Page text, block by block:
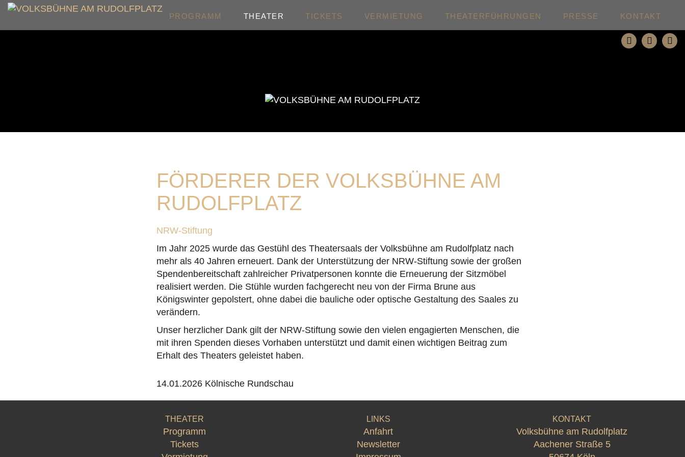
PROGRAMM THEATER TICKETS VERMIETUNG THEATERFÜHRUNGEN PRESSE KONTAKT
FÖRDERER DER VOLKSBÜHNE AM
RUDOLFPLATZ
NRW-Stiftung
Im Jahr 2025 wurde das Gestühl des Theatersaals der Volksbühne am Rudolfplatz nach
mehr als 40 Jahren erneuert. Dank der Unterstützung der NRW-Stiftung sowie der großen
Spendenbereitschaft zahlreicher Privatpersonen konnte die Erneuerung der Sitzmöbel
realisiert werden. Die Stühle wurden fachgerecht neu von der Firma Brune aus
Königswinter gepolstert, ohne dabei die bauliche oder optische Gestaltung des Saales zu
verändern.
Unser herzlicher Dank gilt der NRW-Stiftung sowie den vielen engagierten Menschen, die
mit ihren Spenden dieses Vorhaben unterstützt und damit einen wichtigen Beitrag zum
Erhalt des Theaters geleistet haben.
14.01.2026 Kölnische Rundschau
THEATER
Programm
Tickets
LINKS
Anfahrt
Newsletter
KONTAKT
Volksbühne am Rudolfplatz
Aachener Straße 5